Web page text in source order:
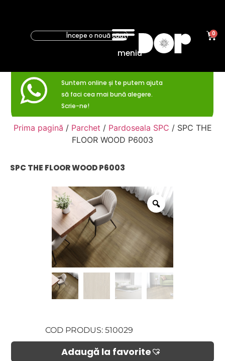
meniu
0
Suntem online și te putem ajuta
să faci cea mai bună alegere.
Scrie-ne!
Prima pagină / Parchet / Pardoseala SPC / SPC THE
FLOOR WOOD P6003
SPC THE FLOOR WOOD P6003
COD PRODUS: 510029
Adaugă la favorite​